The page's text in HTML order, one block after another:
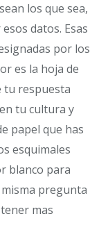
los que sea,
datos. Esas
por los
es la hoja de
tu respuesta
tu cultura y
papel que has
esquimales
blanco para
pregunta
mas